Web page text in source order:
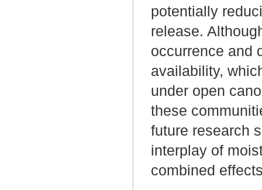
potentially
release.
occurrence and
availability,
under open
these
future research
interplay of
combined